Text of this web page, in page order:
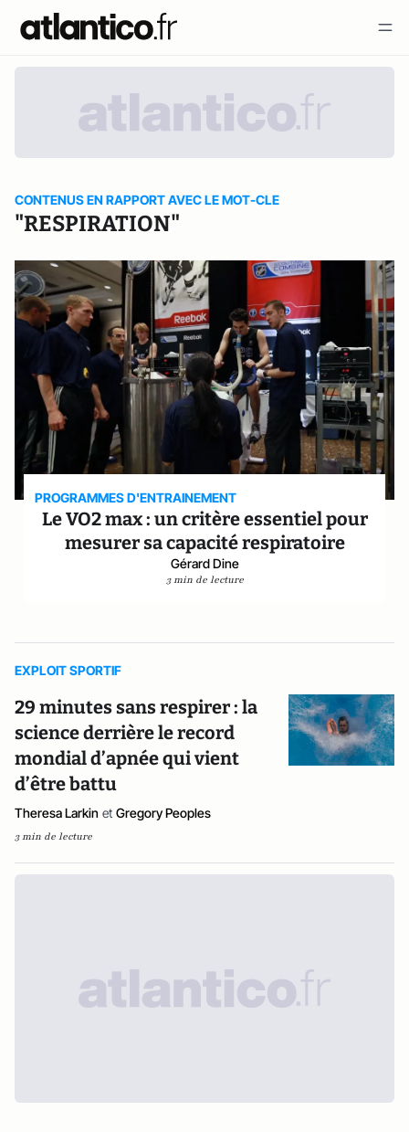
CONTENUS EN RAPPORT AVEC LE MOT-CLE
"RESPIRATION"
PROGRAMMES D'ENTRAINEMENT
Le VO2 max : un critère essentiel pour
mesurer sa capacité respiratoire
Gérard Dine
3 min de lecture
EXPLOIT SPORTIF
29 minutes sans respirer : la
science derrière le record
mondial d’apnée qui vient
d’être battu
Theresa Larkin et Gregory Peoples
3 min de lecture